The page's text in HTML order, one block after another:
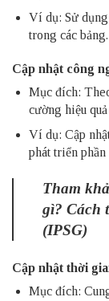
Ví dụ: Sử
trong các bảng.
Cập nhật công
Mục đích:
cường hiệu
Ví dụ: Cập
phát triển phần
Tham
gì? Cách
(IPSG)
Cập nhật thời
Mục đích: